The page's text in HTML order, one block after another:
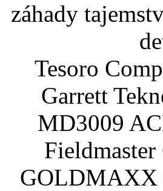
záhady
Tesoro
Garrett
MD3009
GOLDMAXX